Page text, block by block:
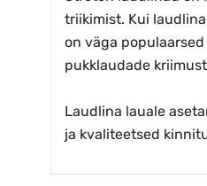
triikimist. Kui
on väga
pukklaudade
Laudlina lauale
ja kvaliteetsed